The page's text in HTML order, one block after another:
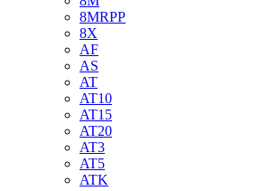
8MRPP
8X
AF
AS
AT
AT10
AT15
AT20
AT3
AT5
ATK